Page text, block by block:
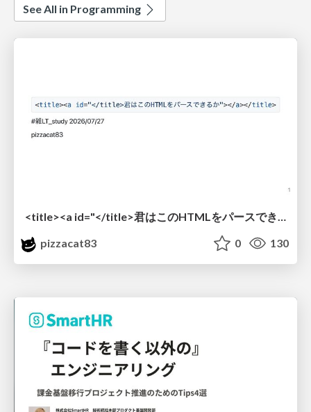
See All in Programming
pizzacat83
0 130